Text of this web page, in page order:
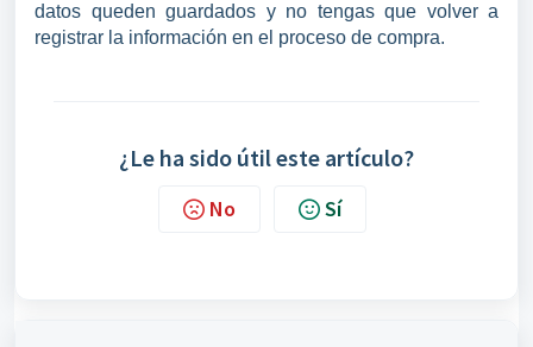
datos queden guardados y no tengas que volver a
registrar la información en el proceso de compra.
¿Le ha sido útil este artículo?
No Sí